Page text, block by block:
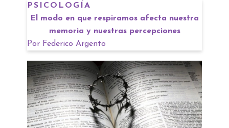
PSICOLOGÍA
El modo en que respiramos afecta nuestra
memoria y nuestras percepciones
Por Federico Argento